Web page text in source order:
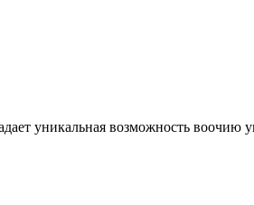
уникальная возможность воочию